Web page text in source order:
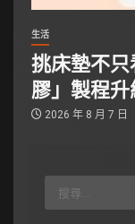
生活
挑床墊不
膠」製程
2026 年 8 月 7 日